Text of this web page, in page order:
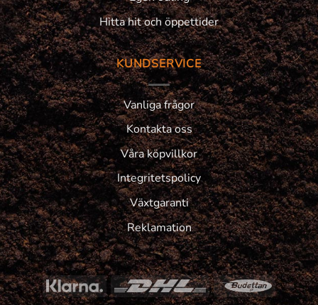
Hitta hit och öppettider
KUNDSERVICE
Vanliga frågor
Kontakta oss
Våra köpvillkor
Integritetspolicy
Växtgaranti
Reklamation